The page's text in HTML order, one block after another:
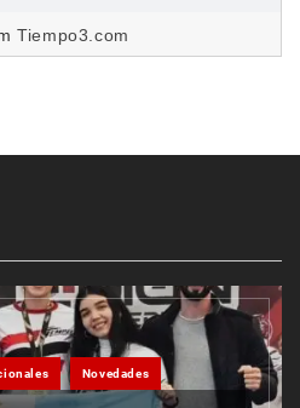
Tiempo3.com
Novedades